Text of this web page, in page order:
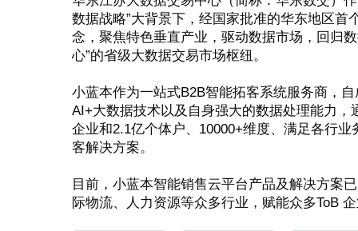
数据战略”大背景下，经国家批准的华东地区首
念，聚焦特色垂直产业，驱动数据市场，回归
心”的省级大数据交易市场枢纽。
小蓝本作为一站式B2B智能拓客系统服务商，
AI+大数据技术以及自身强大的数据处理能力
企业和2.1亿个体户、10000+维度、满足各行
客解决方案。
目前，小蓝本智能销售云平台产品及解决方案
际物流、人力资源等众多行业，赋能众多ToB